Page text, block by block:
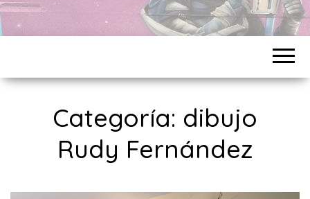
Categoría: dibujo
Rudy Fernández